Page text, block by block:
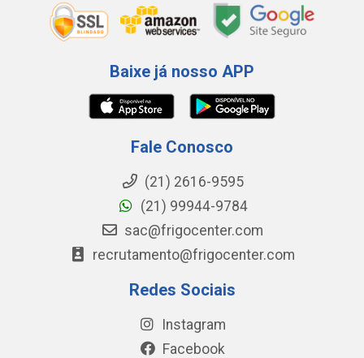
Baixe já nosso APP
Fale Conosco
(21) 2616-9595
(21) 99944-9784
sac@frigocenter.com
recrutamento@frigocenter.com
Redes Sociais
Instagram
Facebook